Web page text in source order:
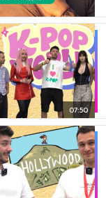
07:50